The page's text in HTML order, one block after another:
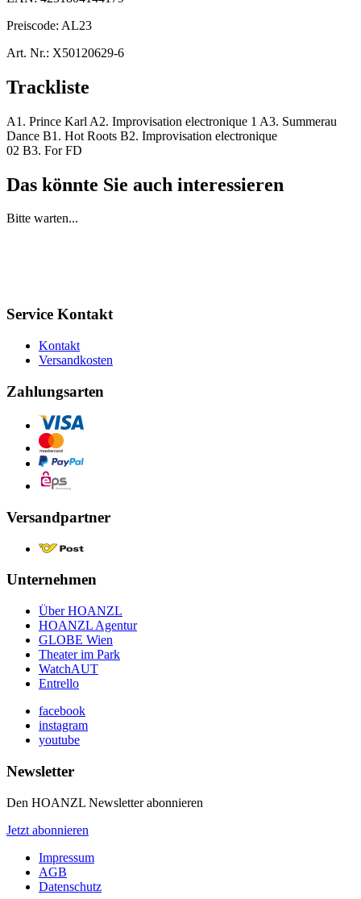
Preiscode: AL23
Art. Nr.: X50120629-6
Trackliste
A1. Prince Karl A2. Improvisation electronique 1 A3. Summerau
Dance B1. Hot Roots B2. Improvisation electronique
02 B3. For FD
Das könnte Sie auch interessieren
Bitte warten...
Service Kontakt
Kontakt
Versandkosten
Zahlungsarten
Versandpartner
Unternehmen
Über HOANZL
HOANZL Agentur
GLOBE Wien
Theater im Park
WatchAUT
Entrello
facebook
instagram
youtube
Newsletter
Den HOANZL Newsletter abonnieren
Jetzt abonnieren
Impressum
AGB
Datenschutz